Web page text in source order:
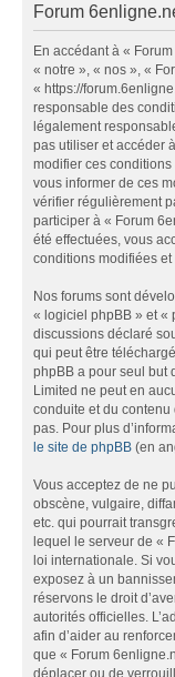
Forum
En accédant à «
« notre », « nos », «
« https://
responsable des
légalement
pas utiliser et accéder
modifier ces conditions
vous informer de ces
vérifier régulièrement
participer à « Forum
été effectuées, vous
conditions modifiées et
Nos forums sont
« logiciel phpBB » et «
discussions déclaré
qui peut être
phpBB a pour seul but
Limited ne peut en
conduite et du contenu
pas. Pour plus
le site de phpBB (en
Vous acceptez de ne
obscène, vulgaire,
etc. qui pourrait
lequel le serveur de «
loi internationale. Si
exposez à un
réservons le droit
autorités officielles.
afin d’aider au
que « Forum
déplacer ou de